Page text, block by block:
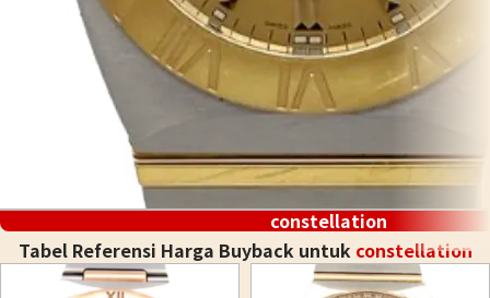
constellation
Tabel Referensi Harga Buyback untuk constellation